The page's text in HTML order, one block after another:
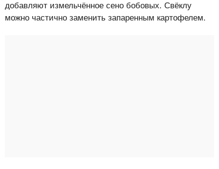
добавляют измельчённое сено бобовых. Свёклу
можно частично заменить запаренным картофелем.